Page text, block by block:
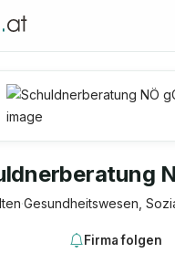
·Gesundheitswesen,
Firma folgen